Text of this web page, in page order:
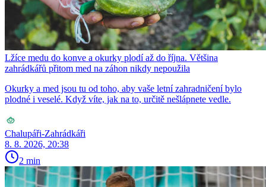
Lžíce medu do konve a okurky plodí až do října. Většina
zahrádkářů přitom med na záhon nikdy nepoužila
Okurky a med jsou tu od toho, aby vaše letní zahradničení bylo
plodné i veselé. Když víte, jak na to, určitě nešlápnete vedle.
Chalupáři-Zahrádkáři
8. 8. 2026, 20:38
2 min